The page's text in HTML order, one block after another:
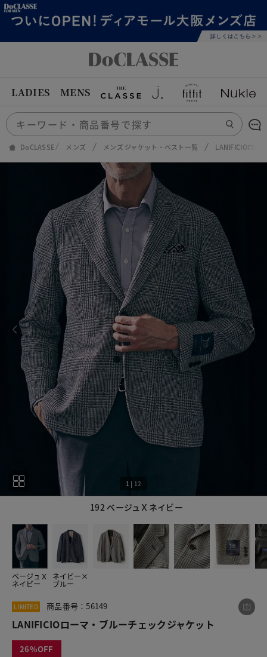
LADIES MENS
DoCLASSE メンズ メンズ ジャケット・ベスト一覧 LANIFICIOロー
192 ベージュＸネイビー
1 | 12
ベージュＸ
ネイビー
ネイビー×
ブルー
12
LIMITED 商品番号：56149
LANIFICIOローマ・ブルーチェックジャケット
26
この商品をシェアする
LANIFICIOローマ・ブルーチェックジャケット
¥29,400
税込¥32,340